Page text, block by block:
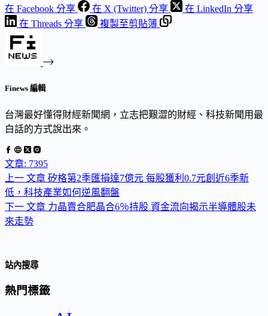
在 Facebook 分享
在 X (Twitter) 分享
在 LinkedIn 分享
在 Threads 分享
複製至剪貼簿
Finews 編輯
台灣最好懂得財經新聞網，立志把艱澀的財經、科技新聞用最
白話的方式說出來。
文章: 7395
上一 文章 矽格第2季匯損達7億元 每股獲利0.7元創近6季新
低，科技產業如何逆風翻盤
下一 文章 力晶賣合肥晶合6％持股 資金流向揭示半導體股未
來走勢
站內搜尋
熱門標籤